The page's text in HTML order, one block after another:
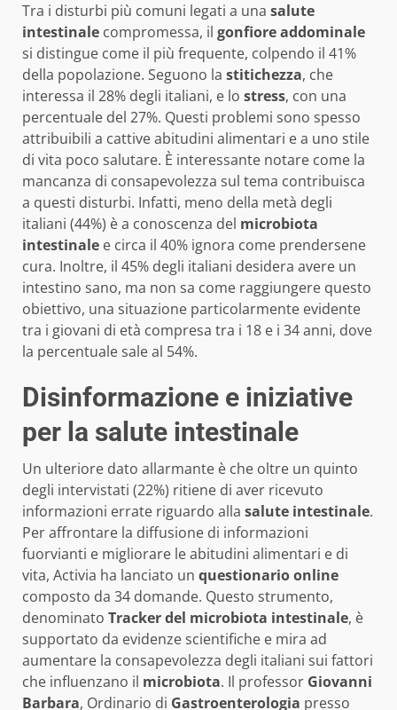
Tra i disturbi più comuni legati a una salute
intestinale compromessa, il gonfiore addominale
si distingue come il più frequente, colpendo il 41%
della popolazione. Seguono la stitichezza, che
interessa il 28% degli italiani, e lo stress, con una
percentuale del 27%. Questi problemi sono spesso
attribuibili a cattive abitudini alimentari e a uno stile
di vita poco salutare. È interessante notare come la
mancanza di consapevolezza sul tema contribuisca
a questi disturbi. Infatti, meno della metà degli
italiani (44%) è a conoscenza del microbiota
intestinale e circa il 40% ignora come prendersene
cura. Inoltre, il 45% degli italiani desidera avere un
intestino sano, ma non sa come raggiungere questo
obiettivo, una situazione particolarmente evidente
tra i giovani di età compresa tra i 18 e i 34 anni, dove
la percentuale sale al 54%.
Disinformazione e iniziative
per la salute intestinale
Un ulteriore dato allarmante è che oltre un quinto
degli intervistati (22%) ritiene di aver ricevuto
informazioni errate riguardo alla salute intestinale.
Per affrontare la diffusione di informazioni
fuorvianti e migliorare le abitudini alimentari e di
vita, Activia ha lanciato un questionario online
composto da 34 domande. Questo strumento,
denominato Tracker del microbiota intestinale, è
supportato da evidenze scientifiche e mira ad
aumentare la consapevolezza degli italiani sui fattori
che influenzano il microbiota. Il professor Giovanni
Barbara, Ordinario di Gastroenterologia presso